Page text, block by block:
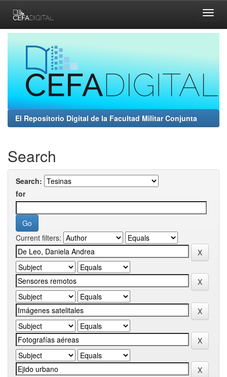
navigation
El Repositorio Digital de la Facultad Militar Conjunta
Search
Search:
for
Current filters: